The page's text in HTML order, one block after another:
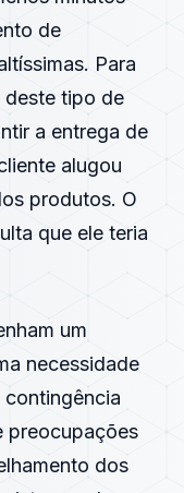
de
Para
deste tipo de
a entrega de
alugou
produtos. O
que ele teria
um
necessidade
preocupações
dos